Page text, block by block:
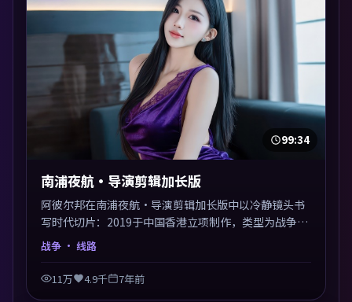
99:34
南浦夜航·导演剪辑加长版
阿彼尔邦在南浦夜航·导演剪辑加长版中以冷静镜头书
写时代切片：2019于中国香港立项制作，类型为战争。
多线叙事交汇于终局，真相与救赎并行，适合喜欢细读
表演的影迷。摄影与配乐高度统一，城市夜景与内心戏
互为镜像。
战争 · 线路
11万 4.9千 7年前